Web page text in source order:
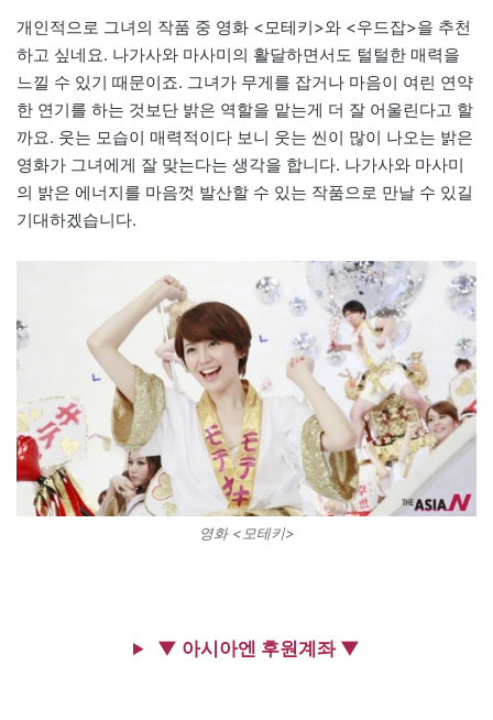
개인적으로 그녀의 작품 중 영화 <모테키>와 <우드잡>을 추천
하고 싶네요. 나가사와 마사미의 활달하면서도 털털한 매력을
느낄 수 있기 때문이죠. 그녀가 무게를 잡거나 마음이 여린 연약
한 연기를 하는 것보단 밝은 역할을 맡는게 더 잘 어울린다고 할
까요. 웃는 모습이 매력적이다 보니 웃는 씬이 많이 나오는 밝은
영화가 그녀에게 잘 맞는다는 생각을 합니다. 나가사와 마사미
의 밝은 에너지를 마음껏 발산할 수 있는 작품으로 만날 수 있길
기대하겠습니다.
영화 <모테키>
▼ 아시아엔 후원계좌 ▼